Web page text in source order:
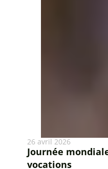
26 avril 2026
Journée
vocations